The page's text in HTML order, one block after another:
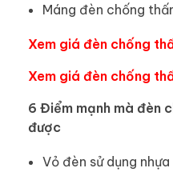
Máng đèn chống
Xem giá đèn chống
Xem giá đèn chống
6 Điểm mạnh mà đèn
được
Vỏ đèn sử dụng